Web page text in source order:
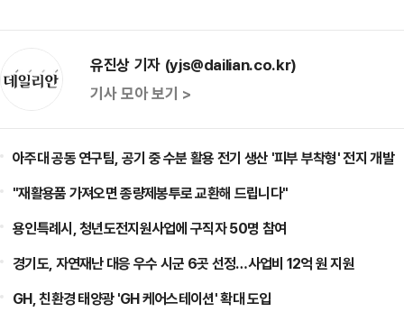
유진상 기자 (yjs@dailian.co.kr)
기사 모아 보기 >
아주대 공동 연구팀, 공기 중 수분 활용 전기 생산 '피부 부착형' 전지 개발
"재활용품 가져오면 종량제봉투로 교환해 드립니다"
용인특례시, 청년도전지원사업에 구직자 50명 참여
경기도, 자연재난 대응 우수 시군 6곳 선정…사업비 12억 원 지원
GH, 친환경 태양광 'GH 케어스테이션' 확대 도입